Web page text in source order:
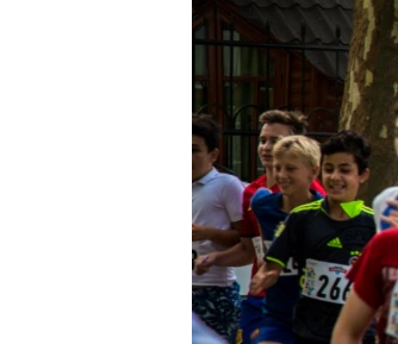
УКРАЇНСЬКА ПРОБЛЕМА КРИМУ